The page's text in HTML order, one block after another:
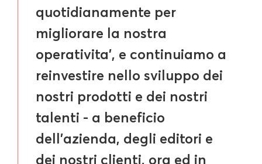
quotidianamente per
migliorare la nostra
operativita’, e continuiamo a
reinvestire nello sviluppo dei
nostri prodotti e dei nostri
talenti - a beneficio
dell'azienda, degli editori e
dei nostri clienti, ora ed in